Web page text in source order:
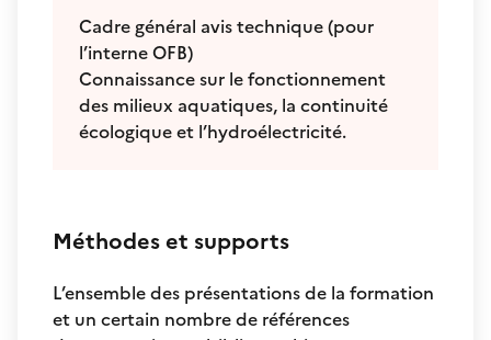
Cadre général avis technique (pour
l’interne OFB)
Connaissance sur le fonctionnement
des milieux aquatiques, la continuité
écologique et l’hydroélectricité.
Méthodes et supports
L’ensemble des présentations de la formation
et un certain nombre de références